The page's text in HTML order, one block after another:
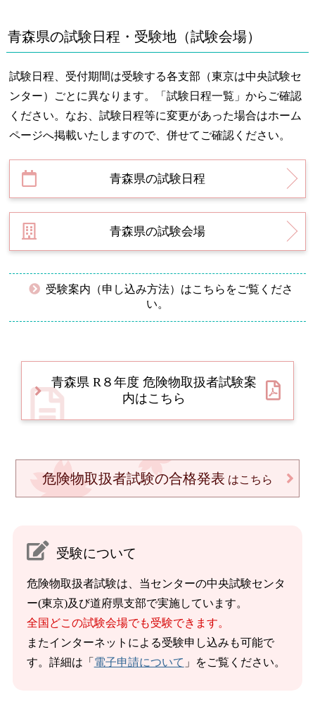
青森県の試験日程・受験地（試験会場）
試験日程、受付期間は受験する各支部（東京は中央試験セ
ンター）ごとに異なります。「試験日程一覧」からご確認
ください。なお、試験日程等に変更があった場合はホーム
ページへ掲載いたしますので、併せてご確認ください。
青森県の試験日程
青森県の試験会場
受験案内（申し込み方法）はこちらをご覧くださ
い。
青森県 R８年度 危険物取扱者試験案
内はこちら
危険物取扱者試験の合格発表 はこちら
受験について
危険物取扱者試験は、当センターの中央試験センタ
ー(東京)及び道府県支部で実施しています。
全国どこの試験会場でも受験できます。
またインターネットによる受験申し込みも可能で
す。詳細は「 電子申請について 」をご覧ください。